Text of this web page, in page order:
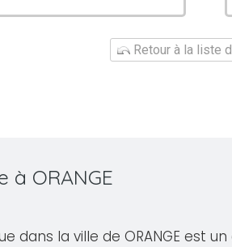
Retour à la liste
à ORANGE
dans la ville de ORANGE